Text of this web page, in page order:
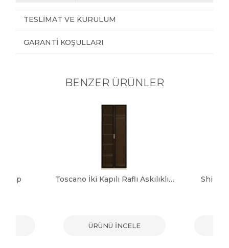
TESLIMAT VE KURULUM
GARANTI KOŞULLARI
BENZER ÜRÜNLER
Toscano İki Kapılı Raflı Askılıklı Dolap
ÜRÜNÜ İNCELE
Shine